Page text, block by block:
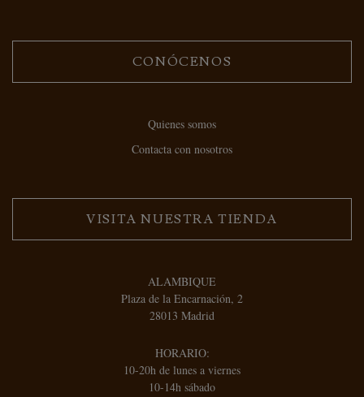
CONÓCENOS
Quienes somos
Contacta con nosotros
VISITA NUESTRA TIENDA
ALAMBIQUE
Plaza de la Encarnación, 2
28013 Madrid
HORARIO:
10-20h de lunes a viernes
10-14h sábado